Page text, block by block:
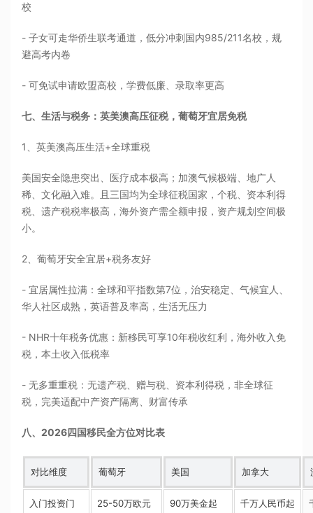
校
- 子女可走华侨生联考通道，低分冲刺国内985/211名校，规
避高考内卷
- 可免试申请欧盟高校，学费低廉、录取率更高
七、生活与税务：英美澳高压征税，葡萄牙宜居免税
1、英美澳高压生活+全球重税
美国安全隐患突出、医疗成本极高；加澳气候极端、地广人
稀、文化融入难。且三国均为全球征税国家，个税、资本利得
税、遗产税税率极高，海外资产需全额申报，资产规划空间极
小。
2、葡萄牙安全宜居+税务友好
- 宜居属性拉满：全球和平指数第7位，治安稳定、气候宜人、
华人社区成熟，英语普及率高，生活无压力
- NHR十年税务优惠：新移民可享10年税收红利，海外收入免
税，本土收入低税率
- 无多重重税：无遗产税、赠与税、资本利得税，非全球征
税，完美适配中产资产隔离、财富传承
八、2026四国移民全方位对比表
对比维度 葡萄牙 美国 加拿大
入门投资门
25-50万欧元 90万美金起 千万人民币起